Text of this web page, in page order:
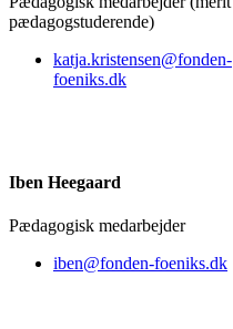
pædagogstuderende)
katja.kristensen@fonden-
foeniks.dk
Iben Heegaard
Pædagogisk medarbejder
iben@fonden-foeniks.dk